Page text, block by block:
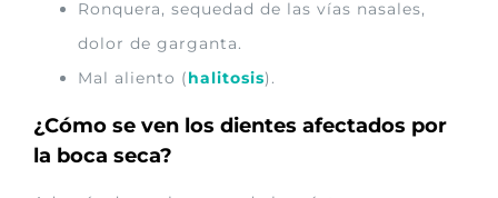
Ronquera, sequedad de las vías nasales,
dolor de garganta.
Mal aliento (halitosis).
¿Cómo se ven los dientes afectados por
la boca seca?